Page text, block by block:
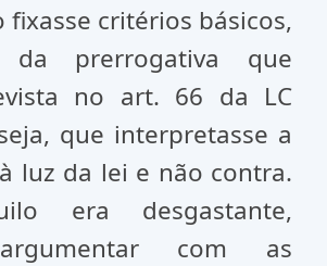
fixasse critérios básicos,
da prerrogativa que
no art. 66 da LC
que interpretasse a
luz da lei e não contra.
era desgastante,
com as